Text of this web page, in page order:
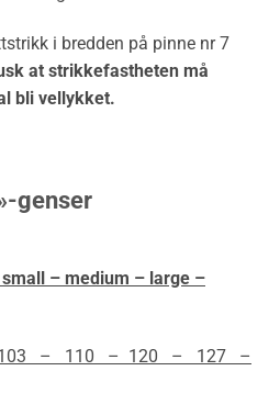
i bredden på pinne nr 7
at strikkefastheten må
bli vellykket.
genser
– medium – large –
– 110 – 120 – 127 –